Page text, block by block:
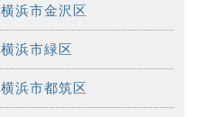
横浜市金沢区
横浜市緑区
横浜市都筑区